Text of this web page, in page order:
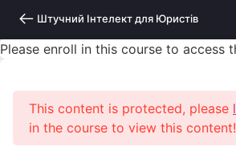
Штучний Інтелект для Юристів
Please enroll in this course to access
This content is protected, please
in the course to view this content!